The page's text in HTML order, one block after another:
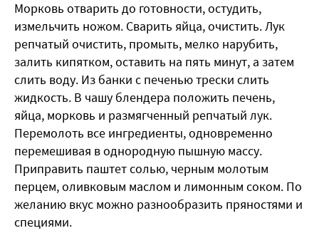
Морковь отварить до готовности, остудить,
измельчить ножом. Сварить яйца, очистить. Лук
репчатый очистить, промыть, мелко нарубить,
залить кипятком, оставить на пять минут, а затем
слить воду. Из банки с печенью трески слить
жидкость. В чашу блендера положить печень,
яйца, морковь и размягченный репчатый лук.
Перемолоть все ингредиенты, одновременно
перемешивая в однородную пышную массу.
Приправить паштет солью, черным молотым
перцем, оливковым маслом и лимонным соком. По
желанию вкус можно разнообразить пряностями и
специями.